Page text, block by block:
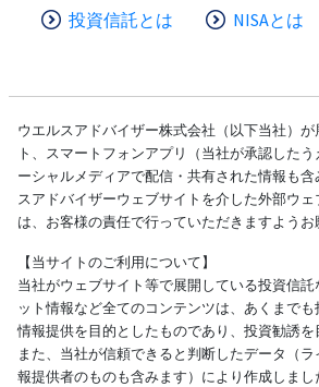
投資信託とは NISAとは
ウエルスアドバイザー株式会社（以下当社）
ト、スマートフォンアプリ（当社が承認した
ーシャルメディアで配信・共有された情報も
スアドバイザーウェブサイトを介した外部ウ
は、お客様の責任で行っていただきますようお
【当サイトのご利用について】
当社がウェブサイト等で展開している投資信
ット情報など全てのコンテンツは、あくまで
情報提供を目的としたものであり、投資勧誘を
また、当社が信頼できると判断したデータ（
報提供者のものも含みます）により作成しま